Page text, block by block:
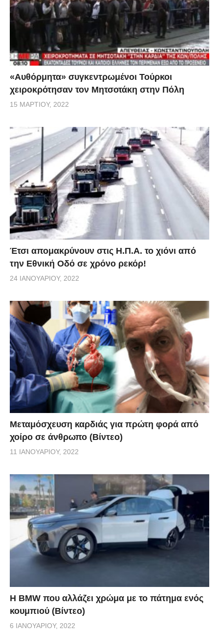
«Αυθόρμητα» συγκεντρωμένοι Τούρκοι
χειροκρότησαν τον Μητσοτάκη στην Πόλη
15 ΜΑΡΤΊΟΥ, 2022
Έτσι απομακρύνουν στις Η.Π.Α. το χιόνι από
την Εθνική Οδό σε χρόνο ρεκόρ!
24 ΙΑΝΟΥΑΡΊΟΥ, 2022
Μεταμόσχευση καρδιάς για πρώτη φορά από
χοίρο σε άνθρωπο (Βίντεο)
11 ΙΑΝΟΥΑΡΊΟΥ, 2022
Η BMW που αλλάζει χρώμα με το πάτημα ενός
κουμπιού (Βίντεο)
6 ΙΑΝΟΥΑΡΊΟΥ, 2022